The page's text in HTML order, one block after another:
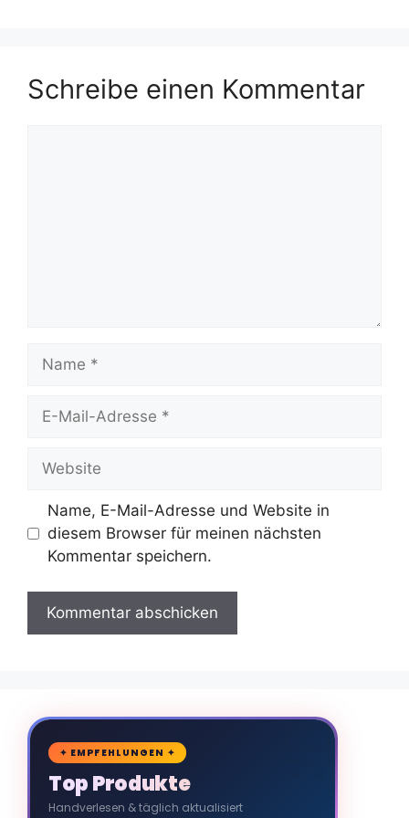
Schreibe einen Kommentar
Name
Website
Name, E-Mail-Adresse und Website in
diesem Browser für meinen nächsten
Kommentar speichern.
🛒
✦ EMPFEHLUNGEN ✦
Top Produkte
Handverlesen & täglich aktualisiert